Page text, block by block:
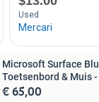
Microsoft Surface
Toetsenbord & Muis
€ 65,00